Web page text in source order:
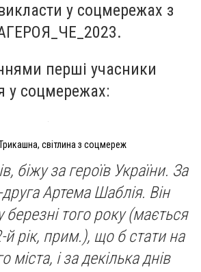
у соцмережах з
перші учасники
у соцмережах:
світлина з соцмереж
біжу за героїв України. За
Артема Шаблія. Він
того року(мається
й рік, прим.), що б стати на
міста, і за декілька днів